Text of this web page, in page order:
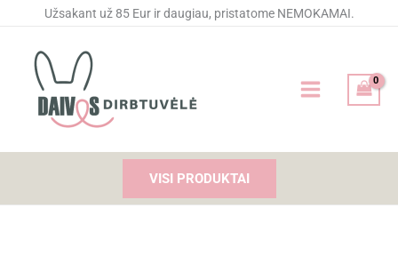
Užsakant už 85 Eur ir daugiau, pristatome NEMOKAMAI.
VISI PRODUKTAI